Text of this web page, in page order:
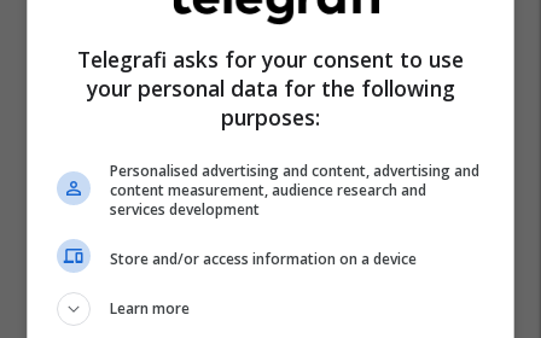
Telegrafi asks for your consent to use
your personal data for the following
purposes:
Personalised advertising and content, advertising and
content measurement, audience research and
services development
Store and/or access information on a device
Learn more